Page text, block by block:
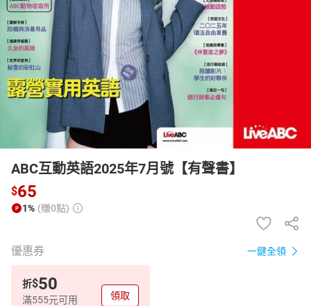
日本購物 電子/紙本書
HOT
ABC互動英語2025年7月號【有聲書】
$65
1% (賺0點)
優惠券 一鍵全領
折$50
滿555元可用 領取